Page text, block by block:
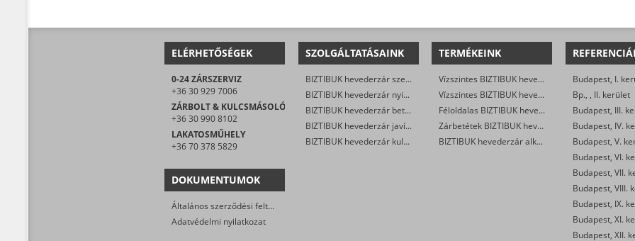
ELÉRHETŐSÉGEK
0-24 ZÁRSZERVIZ
+36 30 929 7006
ZÁRBOLT & KULCSMÁSOLÓ
+36 30 990 8102
LAKATOSMŰHELY
+36 70 378 5829
DOKUMENTUMOK
Általános szerződési feltételek
Adatvédelmi nyilatkozat
SZOLGÁLTATÁSAINK
BIZTIBUK hevederzár szerelés
BIZTIBUK hevederzár nyitás
BIZTIBUK hevederzár betét csere
BIZTIBUK hevederzár javítás
BIZTIBUK hevederzár kulcsmásolás
TERMÉKEINK
Vízszintes BIZTIBUK hevederzár egyszárnyú ajtóra
Vízszintes BIZTIBUK hevederzár kétszárnyú ajtóra
Féloldalas BIZTIBUK hevederzár
Zárbetétek BIZTIBUK hevederzárba
BIZTIBUK hevederzár alkatrészek
Budapest, I.
Bp., , II. kerület
Budapest, III.
Budapest, IV.
Budapest, V.
Budapest, VI.
Budapest, VII.
Budapest, VIII.
Budapest, IX.
Budapest, XI.
Budapest, XII.